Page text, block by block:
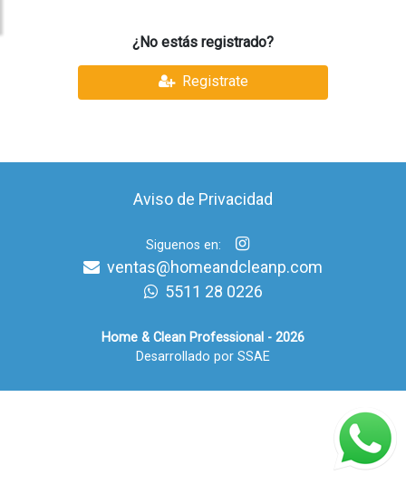
¿No estás registrado?
Registrate
Aviso de Privacidad
Siguenos en:
ventas@homeandcleanp.com
5511 28 0226
Home & Clean Professional - 2026
Desarrollado por SSAE